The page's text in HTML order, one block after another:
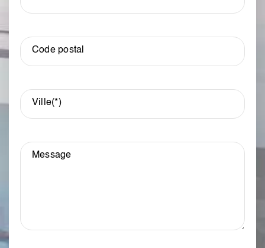
Code postal
Ville(*)
Message